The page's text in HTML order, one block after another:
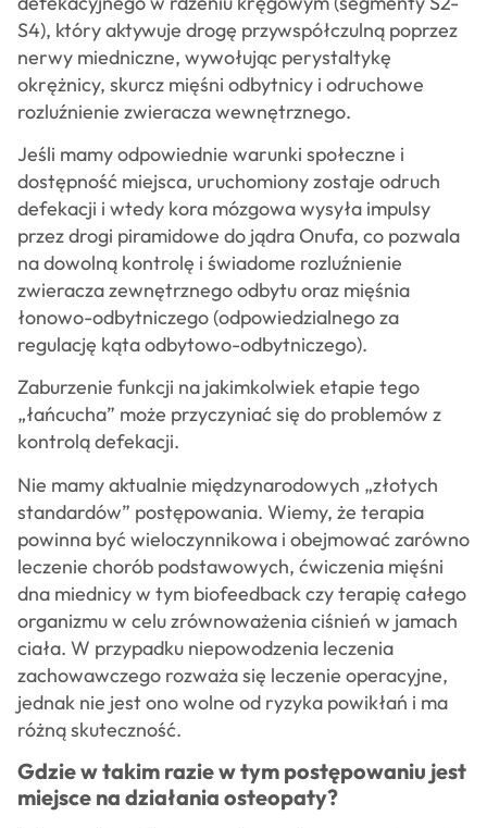
S4), który aktywuje drogę przywspółczulną poprzez
nerwy miedniczne, wywołując perystaltykę
okrężnicy, skurcz mięśni odbytnicy i odruchowe
rozluźnienie zwieracza wewnętrznego.​
Jeśli mamy odpowiednie warunki społeczne i
dostępność miejsca, uruchomiony zostaje odruch
defekacji i wtedy kora mózgowa wysyła impulsy
przez drogi piramidowe do jądra Onufa, co pozwala
na dowolną kontrolę i świadome rozluźnienie
zwieracza zewnętrznego odbytu oraz mięśnia
łonowo-odbytniczego (odpowiedzialnego za
regulację kąta odbytowo-odbytniczego).
Zaburzenie funkcji na jakimkolwiek etapie tego
„łańcucha” może przyczyniać się do problemów z
kontrolą defekacji.
Nie mamy aktualnie międzynarodowych „złotych
standardów” postępowania. Wiemy, że terapia
powinna być wieloczynnikowa i obejmować zarówno
leczenie chorób podstawowych, ćwiczenia mięśni
dna miednicy w tym biofeedback czy terapię całego
organizmu w celu zrównoważenia ciśnień w jamach
ciała. W przypadku niepowodzenia leczenia
zachowawczego rozważa się leczenie operacyjne,
jednak nie jest ono wolne od ryzyka powikłań i ma
różną skuteczność.
Gdzie w takim razie w tym postępowaniu jest
miejsce na działania osteopaty?